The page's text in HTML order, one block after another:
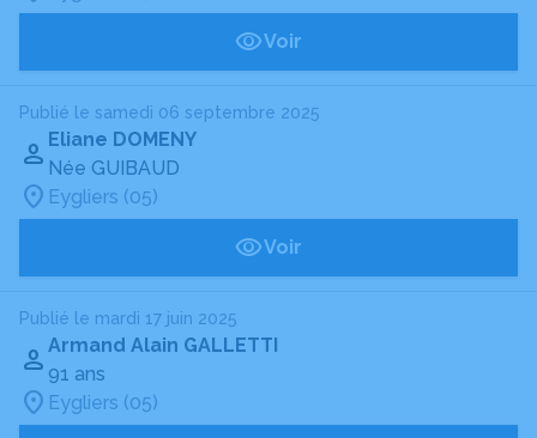
Voir
Publié le samedi 06 septembre 2025
Eliane DOMENY
Née GUIBAUD
Eygliers (05)
Voir
Publié le mardi 17 juin 2025
Armand Alain GALLETTI
91 ans
Eygliers (05)